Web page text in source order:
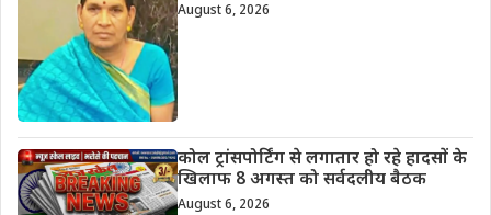
August 6, 2026
कोल ट्रांसपोर्टिंग से लगातार हो रहे हादसों के
खिलाफ 8 अगस्त को सर्वदलीय बैठक
August 6, 2026